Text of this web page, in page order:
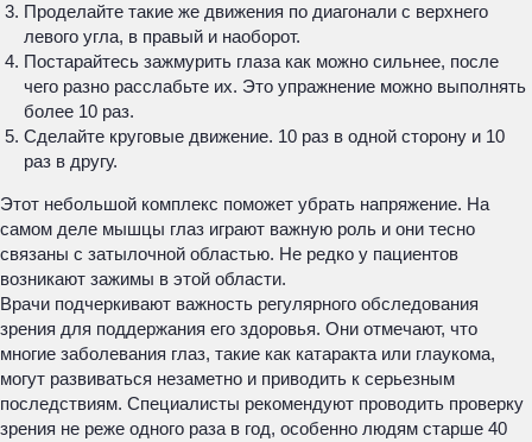
Проделайте такие же движения по диагонали с верхнего
левого угла, в правый и наоборот.
Постарайтесь зажмурить глаза как можно сильнее, после
чего разно расслабьте их. Это упражнение можно выполнять
более 10 раз.
Сделайте круговые движение. 10 раз в одной сторону и 10
раз в другу.
Этот небольшой комплекс поможет убрать напряжение. На
самом деле мышцы глаз играют важную роль и они тесно
связаны с затылочной областью. Не редко у пациентов
возникают зажимы в этой области.
Врачи подчеркивают важность регулярного обследования
зрения для поддержания его здоровья. Они отмечают, что
многие заболевания глаз, такие как катаракта или глаукома,
могут развиваться незаметно и приводить к серьезным
последствиям. Специалисты рекомендуют проводить проверку
зрения не реже одного раза в год, особенно людям старше 40